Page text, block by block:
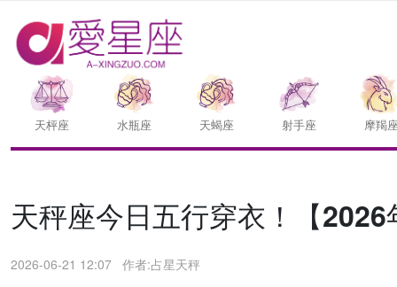
天枰座 水瓶座 天蝎座 射手座 摩羯
天秤座今日五行穿衣！【
2026-06-21 12:07 作者:占星天秤